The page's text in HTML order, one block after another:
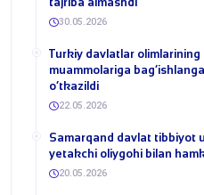
30.05.2026
​Turkiy davlatlar
muammolariga
o‘tkazildi
22.05.2026
Samarqand davlat tibbiyot
yetakchi oliygohi bilan
20.05.2026